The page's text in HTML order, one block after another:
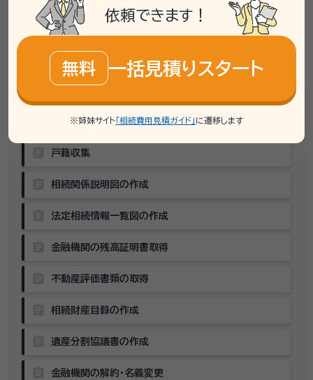
大切な方を亡くしたばかりの中、やらなければならない 難しい手続
がたくさんあるのは、ご家族にとって 大きな負担
keyboard_arrow_down
相続に必要な手続きは
こんなにあります
戸籍収集
相続関係説明図の作成
法定相続情報一覧図の作成
金融機関の残高証明書取得
不動産評価書類の取得
相続財産目録の作成
遺産分割協議書の作成
金融機関の解約・名義変更
依頼できます！
無料 一括見積りスタート
※姉妹サイト 「相続費用見積ガイド」 に遷移します